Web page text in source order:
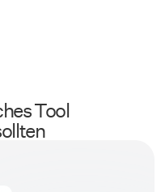
Tool